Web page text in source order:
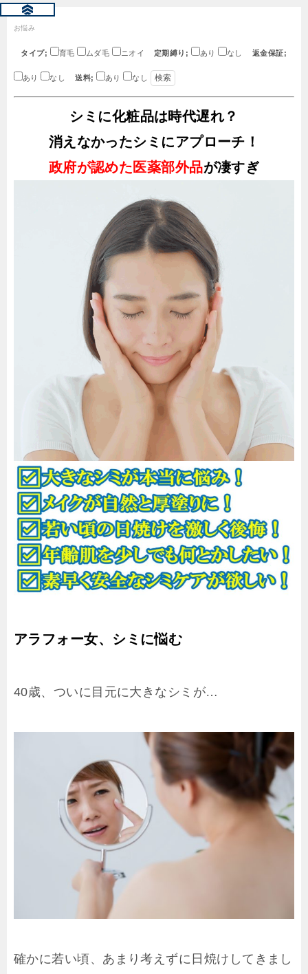
お悩み
タイプ; 育毛 ムダ毛 ニオイ 定期縛り; あり なし 返金保証;
あり なし 送料; あり なし
シミに化粧品は時代遅れ？
消えなかったシミにアプローチ！
政府が認めた医薬部外品が凄すぎ
アラフォー女、シミに悩む
40歳、ついに目元に大きなシミが…
確かに若い頃、あまり考えずに日焼けしてきまし